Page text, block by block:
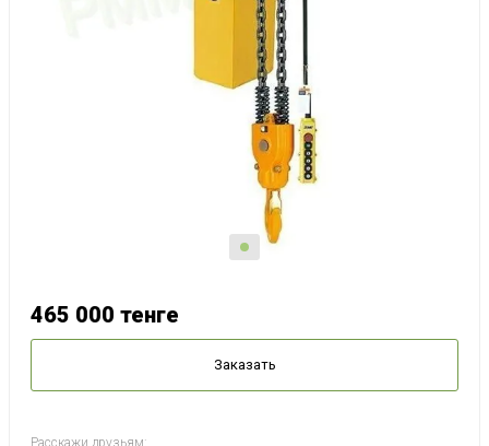
465 000 тенге
Заказать
Расскажи друзьям: